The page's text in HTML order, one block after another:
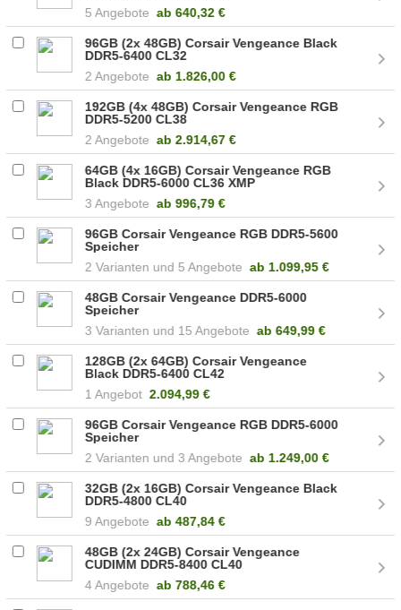
5 Angebote ab 640,32 €
96GB (2x 48GB) Corsair Vengeance Black
DDR5-6400 CL32
2 Angebote ab 1.826,00 €
192GB (4x 48GB) Corsair Vengeance RGB
DDR5-5200 CL38
2 Angebote ab 2.914,67 €
64GB (4x 16GB) Corsair Vengeance RGB
Black DDR5-6000 CL36 XMP
3 Angebote ab 996,79 €
96GB Corsair Vengeance RGB DDR5-5600
Speicher
2
5 Angebote ab 1.099,95 €
48GB Corsair Vengeance DDR5-6000
Speicher
3
15 Angebote ab 649,99 €
128GB (2x 64GB) Corsair Vengeance
Black DDR5-6400 CL42
1 Angebot 2.094,99 €
96GB Corsair Vengeance RGB DDR5-6000
Speicher
2
3 Angebote ab 1.249,00 €
32GB (2x 16GB) Corsair Vengeance Black
DDR5-4800 CL40
9 Angebote ab487,84 €
48GB (2x 24GB) Corsair Vengeance
CUDIMM DDR5-8400 CL40
4 Angebote ab 788,46 €